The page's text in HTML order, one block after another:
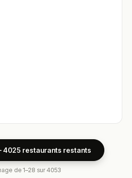
4025 restaurants restants
de 1–28 sur 4053